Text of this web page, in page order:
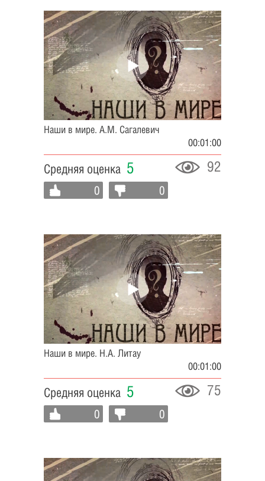
Наши в мире. А.М. Сагалевич
00:01:00
Средняя оценка 5 92
0 0
Наши в мире. Н.А. Литау
00:01:00
Средняя оценка 5 75
0 0